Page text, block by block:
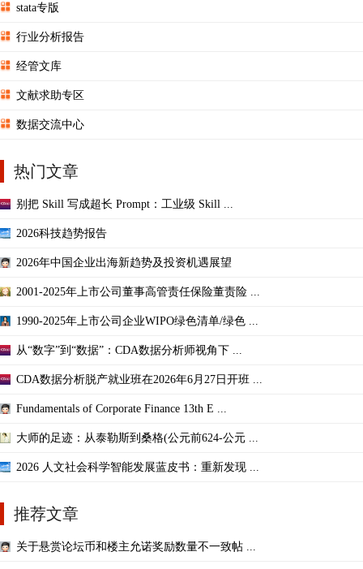
stata专版
行业分析报告
经管文库
文献求助专区
数据交流中心
热门文章
别把 Skill 写成超长 Prompt：工业级 Skill ...
2026科技趋势报告
2026年中国企业出海新趋势及投资机遇展望
2001-2025年上市公司董事高管责任保险董责险 ...
1990-2025年上市公司企业WIPO绿色清单/绿色 ...
从“数字”到“数据”：CDA数据分析师视角下 ...
CDA数据分析脱产就业班在2026年6月27日开班 ...
Fundamentals of Corporate Finance 13th E ...
大师的足迹：从泰勒斯到桑格(公元前624-公元 ...
2026 人文社会科学智能发展蓝皮书：重新发现 ...
推荐文章
关于悬赏论坛币和楼主允诺奖励数量不一致帖 ...